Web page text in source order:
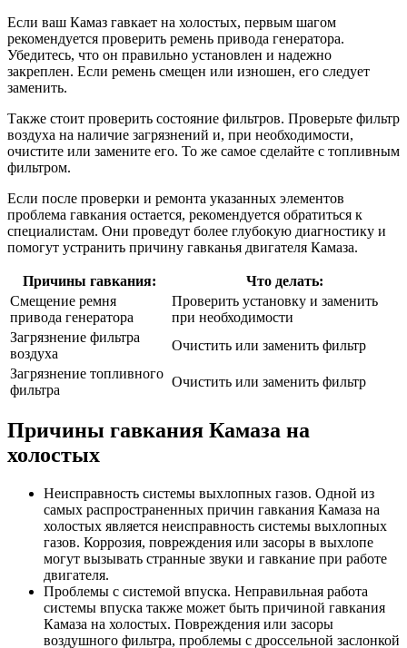
Если ваш Камаз гавкает на холостых, первым шагом
рекомендуется проверить ремень привода генератора.
Убедитесь, что он правильно установлен и надежно
закреплен. Если ремень смещен или изношен, его следует
заменить.
Также стоит проверить состояние фильтров. Проверьте фильтр
воздуха на наличие загрязнений и, при необходимости,
очистите или замените его. То же самое сделайте с топливным
фильтром.
Если после проверки и ремонта указанных элементов
проблема гавкания остается, рекомендуется обратиться к
специалистам. Они проведут более глубокую диагностику и
помогут устранить причину гавканья двигателя Камаза.
Причины гавкания:
Что делать:
Смещение ремня
привода генератора
Проверить установку и заменить
при необходимости
Загрязнение фильтра
воздуха
Очистить или заменить фильтр
Загрязнение топливного
фильтра
Очистить или заменить фильтр
Причины гавкания Камаза на
холостых
Неисправность системы выхлопных газов. Одной из
самых распространенных причин гавкания Камаза на
холостых является неисправность системы выхлопных
газов. Коррозия, повреждения или засоры в выхлопе
могут вызывать странные звуки и гавкание при работе
двигателя.
Проблемы с системой впуска. Неправильная работа
системы впуска также может быть причиной гавкания
Камаза на холостых. Повреждения или засоры
воздушного фильтра, проблемы с дроссельной заслонкой